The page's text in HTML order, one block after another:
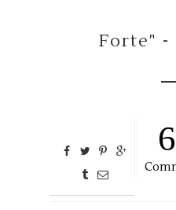
Forte" -